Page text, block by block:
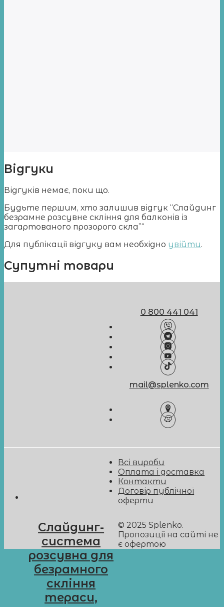
Відгуки
Відгуків немає, поки що.
Будьте першим, хто залишив відгук “Слайдинг
безрамне розсувне скління для балконів із
загартованого прозорого скла”“
Для публікації відгуку вам необхідно увійти.
Супутні товари
Слайдинг-
система
розсувна для
безрамного
скління
тераси,
0 800 441 041
mail@splenko.com
Всі вироби
Оплата і доставка
Контакти
Договір публічної
оферти
© 2025 Splenko.
Пропозиції на сайті не
є офертою